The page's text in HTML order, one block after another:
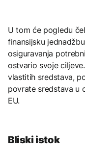
U tom će pogledu
finansijsku
osiguravanja
ostvario svoje
vlastitih sredstava,
povrate sredstava u
EU.
Bliski istok